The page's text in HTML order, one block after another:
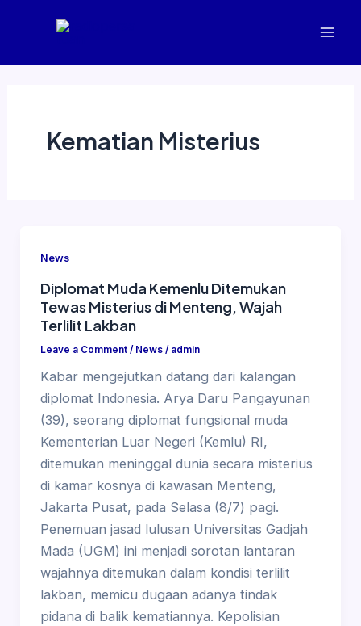
Kematian Misterius
News
Diplomat Muda Kemenlu Ditemukan
Tewas Misterius di Menteng, Wajah
Terlilit Lakban
Leave a Comment / News/ admin
Kabar mengejutkan datang dari kalangan
diplomat Indonesia. Arya Daru Pangayunan
(39), seorang diplomat fungsional muda
Kementerian Luar Negeri (Kemlu) RI,
ditemukan meninggal dunia secara misterius
di kamar kosnya di kawasan Menteng,
Jakarta Pusat, pada Selasa (8/7) pagi.
Penemuan jasad lulusan Universitas Gadjah
Mada (UGM) ini menjadi sorotan lantaran
wajahnya ditemukan dalam kondisi terlilit
lakban, memicu dugaan adanya tindak
pidana di balik kematiannya. Kepolisian